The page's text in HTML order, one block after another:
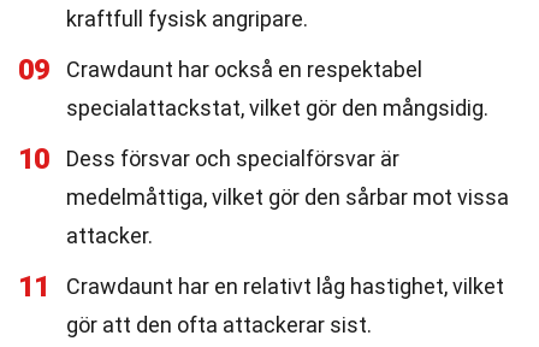
kraftfull fysisk angripare.
09
Crawdaunt har också en respektabel
specialattackstat, vilket gör den mångsidig.
10
Dess försvar och specialförsvar är
medelmåttiga, vilket gör den sårbar mot vissa
attacker.
11
Crawdaunt har en relativt låg hastighet, vilket
gör att den ofta attackerar sist.